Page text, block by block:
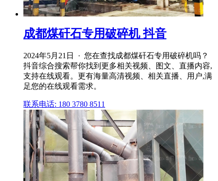
成都煤矸石专用破碎机 抖音
2024年5月21日 · 您在查找成都煤矸石专用破碎机吗？
抖音综合搜索帮你找到更多相关视频、图文、直播内容,
支持在线观看。更有海量高清视频、相关直播、用户,满
足您的在线观看需求。
联系电话: 180 3780 8511